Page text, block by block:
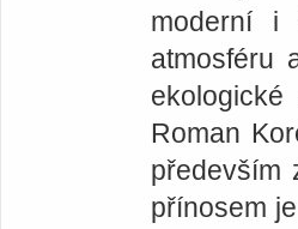
moderní i
atmosféru
ekologické
Roman
především
přínosem